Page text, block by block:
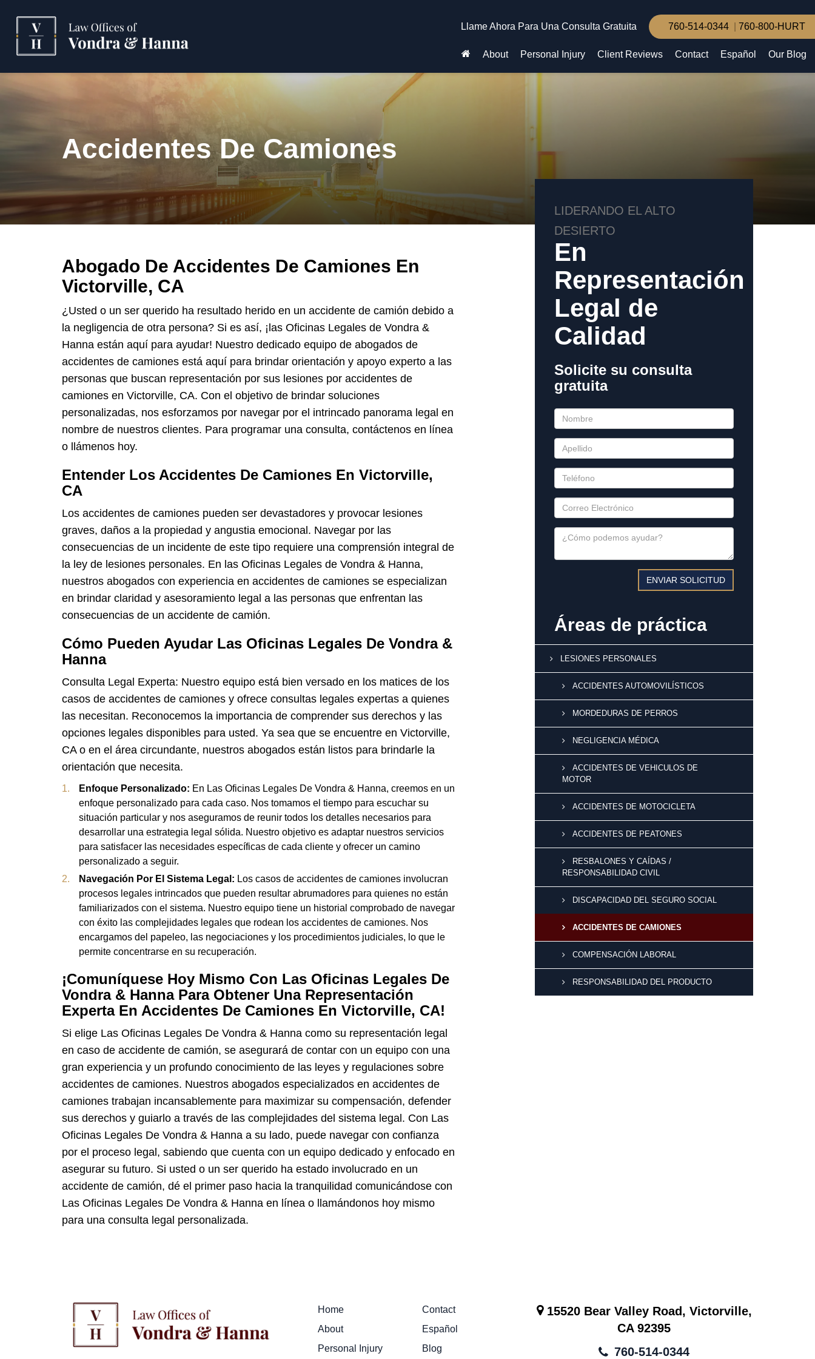
Llame Ahora Para Una Consulta Gratuita 760-514-0344 760-800-HURT
About Personal Injury Client Reviews Contact Español Our Blog
Accidentes De Camiones
LIDERANDO EL ALTO
DESIERTO
En
Representación
Legal de
Calidad
Solicite su consulta
gratuita
Áreas de práctica
LESIONES PERSONALES
ACCIDENTES AUTOMOVILÍSTICOS
MORDEDURAS DE PERROS
NEGLIGENCIA MÉDICA
ACCIDENTES DE VEHICULOS DE
MOTOR
ACCIDENTES DE MOTOCICLETA
ACCIDENTES DE PEATONES
RESBALONES Y CAÍDAS /
RESPONSABILIDAD CIVIL
DISCAPACIDAD DEL SEGURO SOCIAL
ACCIDENTES DE CAMIONES
COMPENSACIÓN LABORAL
RESPONSABILIDAD DEL PRODUCTO
Abogado De Accidentes De Camiones En
Victorville, CA
¿Usted o un ser querido ha resultado herido en un accidente de camión debido a
la negligencia de otra persona? Si es así, ¡las Oficinas Legales de Vondra &
Hanna están aquí para ayudar! Nuestro dedicado equipo de abogados de
accidentes de camiones está aquí para brindar orientación y apoyo experto a las
personas que buscan representación por sus lesiones por accidentes de
camiones en Victorville, CA. Con el objetivo de brindar soluciones
personalizadas, nos esforzamos por navegar por el intrincado panorama legal en
nombre de nuestros clientes. Para programar una consulta, contáctenos en línea
o llámenos hoy.
Entender Los Accidentes De Camiones En Victorville,
CA
Los accidentes de camiones pueden ser devastadores y provocar lesiones
graves, daños a la propiedad y angustia emocional. Navegar por las
consecuencias de un incidente de este tipo requiere una comprensión integral de
la ley de lesiones personales. En las Oficinas Legales de Vondra & Hanna,
nuestros abogados con experiencia en accidentes de camiones se especializan
en brindar claridad y asesoramiento legal a las personas que enfrentan las
consecuencias de un accidente de camión.
Cómo Pueden Ayudar Las Oficinas Legales De Vondra &
Hanna
Consulta Legal Experta: Nuestro equipo está bien versado en los matices de los
casos de accidentes de camiones y ofrece consultas legales expertas a quienes
las necesitan. Reconocemos la importancia de comprender sus derechos y las
opciones legales disponibles para usted. Ya sea que se encuentre en Victorville,
CA o en el área circundante, nuestros abogados están listos para brindarle la
orientación que necesita.
Enfoque Personalizado: En Las Oficinas Legales De Vondra & Hanna, creemos en un
enfoque personalizado para cada caso. Nos tomamos el tiempo para escuchar su
situación particular y nos aseguramos de reunir todos los detalles necesarios para
desarrollar una estrategia legal sólida. Nuestro objetivo es adaptar nuestros servicios
para satisfacer las necesidades específicas de cada cliente y ofrecer un camino
personalizado a seguir.
Navegación Por El Sistema Legal: Los casos de accidentes de camiones involucran
procesos legales intrincados que pueden resultar abrumadores para quienes no están
familiarizados con el sistema. Nuestro equipo tiene un historial comprobado de navegar
con éxito las complejidades legales que rodean los accidentes de camiones. Nos
encargamos del papeleo, las negociaciones y los procedimientos judiciales, lo que le
permite concentrarse en su recuperación.
¡Comuníquese Hoy Mismo Con Las Oficinas Legales De
Vondra & Hanna Para Obtener Una Representación
Experta En Accidentes De Camiones En Victorville, CA!
Si elige Las Oficinas Legales De Vondra & Hanna como su representación legal
en caso de accidente de camión, se asegurará de contar con un equipo con una
gran experiencia y un profundo conocimiento de las leyes y regulaciones sobre
accidentes de camiones. Nuestros abogados especializados en accidentes de
camiones trabajan incansablemente para maximizar su compensación, defender
sus derechos y guiarlo a través de las complejidades del sistema legal. Con Las
Oficinas Legales De Vondra & Hanna a su lado, puede navegar con confianza
por el proceso legal, sabiendo que cuenta con un equipo dedicado y enfocado en
asegurar su futuro. Si usted o un ser querido ha estado involucrado en un
accidente de camión, dé el primer paso hacia la tranquilidad comunicándose con
Las Oficinas Legales De Vondra & Hanna en línea o llamándonos hoy mismo
para una consulta legal personalizada.
Home
About
Personal Injury
Contact
Español
Blog
15520 Bear Valley Road, Victorville,
CA 92395
760-514-0344